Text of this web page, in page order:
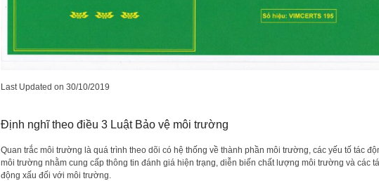
Last Updated on 30/10/2019
Định nghĩ theo điều 3 Luật Bảo vệ môi trường
Quan trắc môi trường là quá trình theo dõi có hệ thống về thành phần môi trường, các yếu tố tác
môi trường nhằm cung cấp thông tin đánh giá hiện trạng, diễn biến chất lượng môi trường và các
động xấu đối với môi trường.